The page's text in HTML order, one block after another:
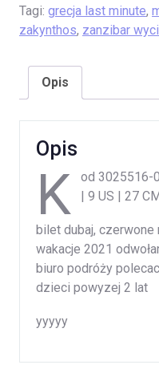
Tagi: grecja last minute,
zakynthos, zanzibar
Opis
Opis
K
od 3025516-
| 9 US | 27
bilet dubaj, czerwone
wakacje 2021
biuro podróży
dzieci powyzej 2 lat
yyyyy